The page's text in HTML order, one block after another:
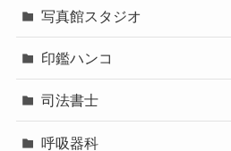
写真館スタジオ
印鑑ハンコ
司法書士
呼吸器科